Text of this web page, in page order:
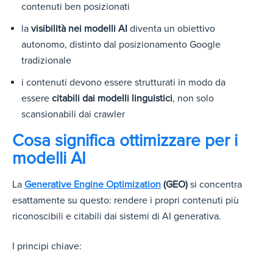
contenuti ben posizionati
la visibilità nei modelli AI diventa un obiettivo
autonomo, distinto dal posizionamento Google
tradizionale
i contenuti devono essere strutturati in modo da
essere citabili dai modelli linguistici, non solo
scansionabili dai crawler
Cosa significa ottimizzare per i
modelli AI
La Generative Engine Optimization (GEO) si concentra
esattamente su questo: rendere i propri contenuti più
riconoscibili e citabili dai sistemi di AI generativa.
I principi chiave: